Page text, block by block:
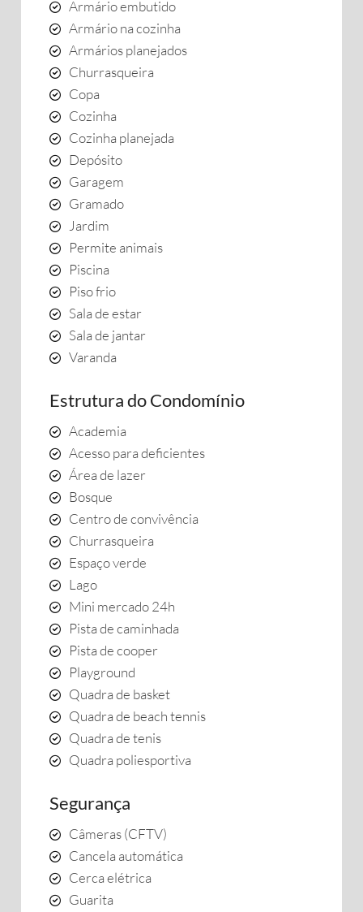
Armário embutido
Armário na cozinha
Armários planejados
Churrasqueira
Copa
Cozinha
Cozinha planejada
Depósito
Garagem
Gramado
Jardim
Permite animais
Piscina
Piso frio
Sala de estar
Sala de jantar
Varanda
Estrutura do Condomínio
Academia
Acesso para deficientes
Área de lazer
Bosque
Centro de convivência
Churrasqueira
Espaço verde
Lago
Mini mercado 24h
Pista de caminhada
Pista de cooper
Playground
Quadra de basket
Quadra de beach tennis
Quadra de tenis
Quadra poliesportiva
Segurança
Câmeras (CFTV)
Cancela automática
Cerca elétrica
Guarita